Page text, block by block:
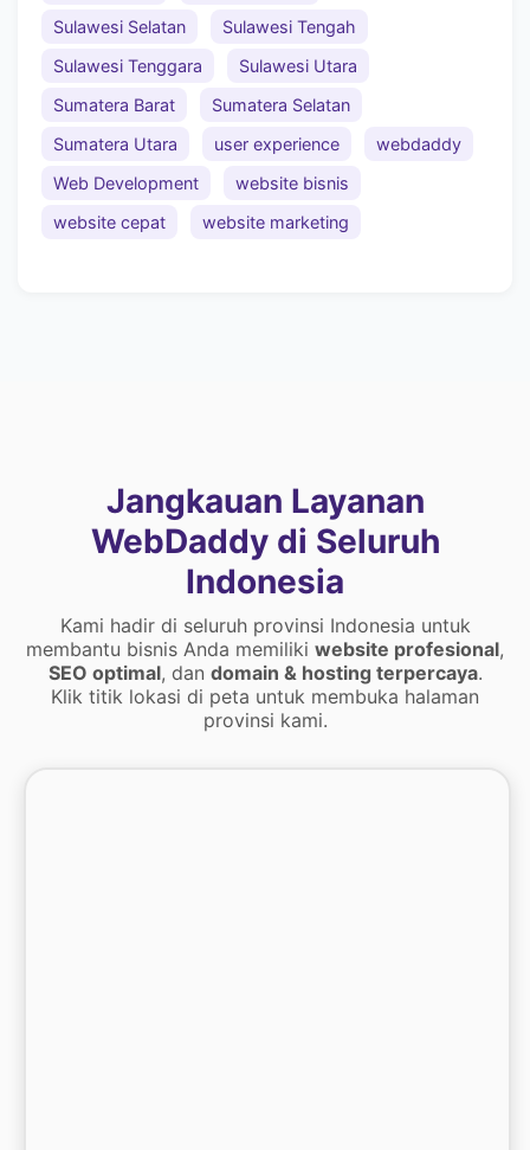
Sulawesi Selatan
Sulawesi Tengah
Sulawesi Tenggara
Sulawesi Utara
Sumatera Barat
Sumatera Selatan
Sumatera Utara
user experience
webdaddy
Web Development
website bisnis
website cepat
website marketing
Jangkauan Layanan
WebDaddy di Seluruh
Indonesia
Kami hadir di seluruh provinsi Indonesia untuk
membantu bisnis Anda memiliki website profesional,
SEO optimal, dan domain & hosting terpercaya.
Klik titik lokasi di peta untuk membuka halaman
provinsi kami.